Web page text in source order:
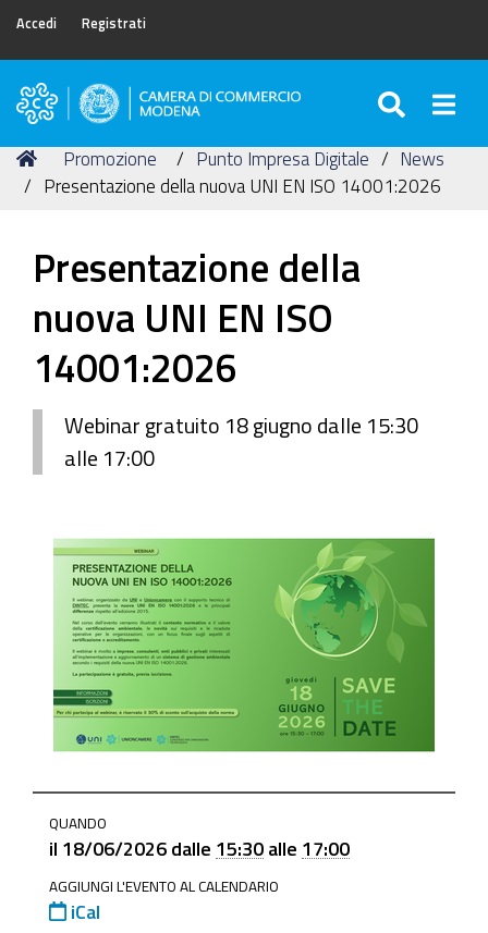
Accedi Registrati
Camera
Commercio
di
Tu
sei
Home
Promozione Punto Impresa Digitale
News
Presentazione della nuova UNI EN ISO 14001:2026
Presentazione della
nuova UNI EN ISO
14001:2026
Webinar gratuito 18 giugno dalle 15:30
alle 17:00
impresa-
digitale/news/presentazione-
della-
nuova-
QUANDO
il 18/06/2026 dalle 15:30 alle 17:00
AGGIUNGI L'EVENTO AL CALENDARIO
iCal